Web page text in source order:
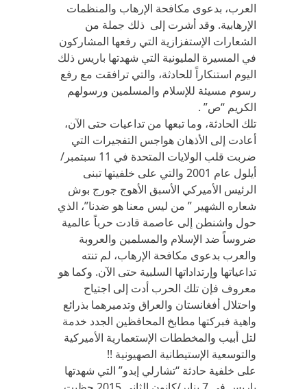
العرب، بدعوى مكافحة الإرهاب والمنظمات
الإرهابية. وقد أشرت إلى ذلك جملة من
الشعارات الإستفزازية التي رفعها المشاركون
في المسيرة المليونية التي شهدتها باريس ذلك
اليوم استنكاراً للحادثة، والتي ترافقت مع رفع
رسوم مسيئة للإسلام والمسلمين ورسولهم
الكريم “ص” .
تلك الحادثة، وما تبعها من تداعيات حتى الآن،
أعادت إلى الأذهان هواجس التفجيرات التي
ضربت قلب الولايات المتحدة في 11 سبتمبر/
أيلول عام 2001 والتي على خلفيتها تبنى
الرئيس الأميركي الأسبق الأهوج جورج بوش
شعاره الشهير ” من ليس معنا هو ضدنا”، الذي
حول واشنطن إلى عاصمة قادت حرباً عالمية
ضروساً ضد الإسلام والمسلمين والعروبة
والعرب بدعوى مكافحة الإرهاب، لم تنته
تداعياتها وإرتداداتها السلبية حتى الآن. وكما هو
معروف فإن تلك الحرب أدت إلى اجتياح
واحتلال أفغانستان والعراق وتدميرهما بذرائع
واهية فبركتها مطابخ المحافظين الجدد خدمة
لتل أبيب والمخططات الإستعمارية الأميركية
والتوسعية الإستيطانية الصهيونية !!
على خلفية حادثة “تشارلي إبدو” التي شهدتها